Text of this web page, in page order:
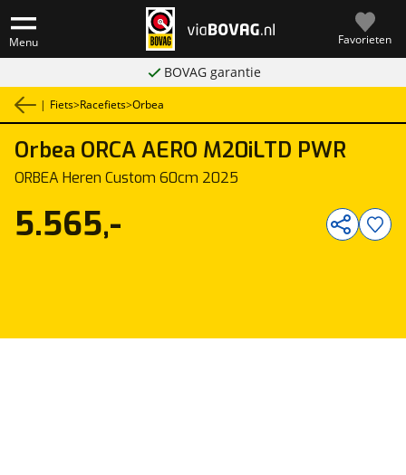
Menu Favorieten
BOVAG garantie
| Fiets>Racefiets>Orbea
Orbea ORCA AERO M20iLTD PWR
ORBEA Heren Custom 60cm 2025
1/ 1
5.565,-